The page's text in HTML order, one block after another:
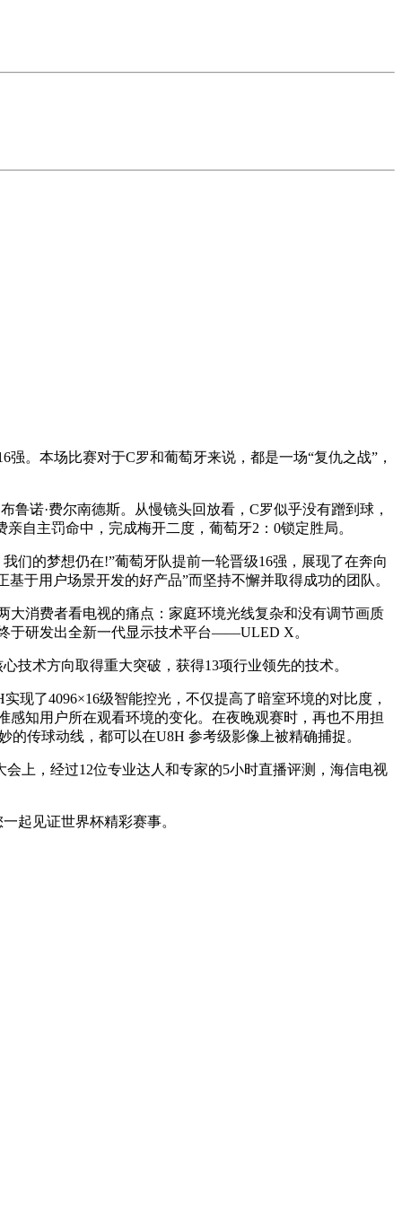
。本场比赛对于C罗和葡萄牙来说，都是一场“复仇之战”，
诺·费尔南德斯。从慢镜头回放看，C罗似乎没有蹭到球，
自主罚命中，完成梅开二度，葡萄牙2：0锁定胜局。
们的梦想仍在!”葡萄牙队提前一轮晋级16强，展现了在奔向
于用户场景开发的好产品”而坚持不懈并取得成功的团队。
消费者看电视的痛点：家庭环境光线复杂和没有调节画质
于研发出全新一代显示技术平台——ULED X。
技术方向取得重大突破，获得13项行业领先的技术。
现了4096×16级智能控光，不仅提高了暗室环境的对比度，
知用户所在观看环境的变化。在夜晚观赛时，再也不用担
传球动线，都可以在U8H 参考级影像上被精确捕捉。
上，经过12位专业达人和专家的5小时直播评测，海信电视
起见证世界杯精彩赛事。